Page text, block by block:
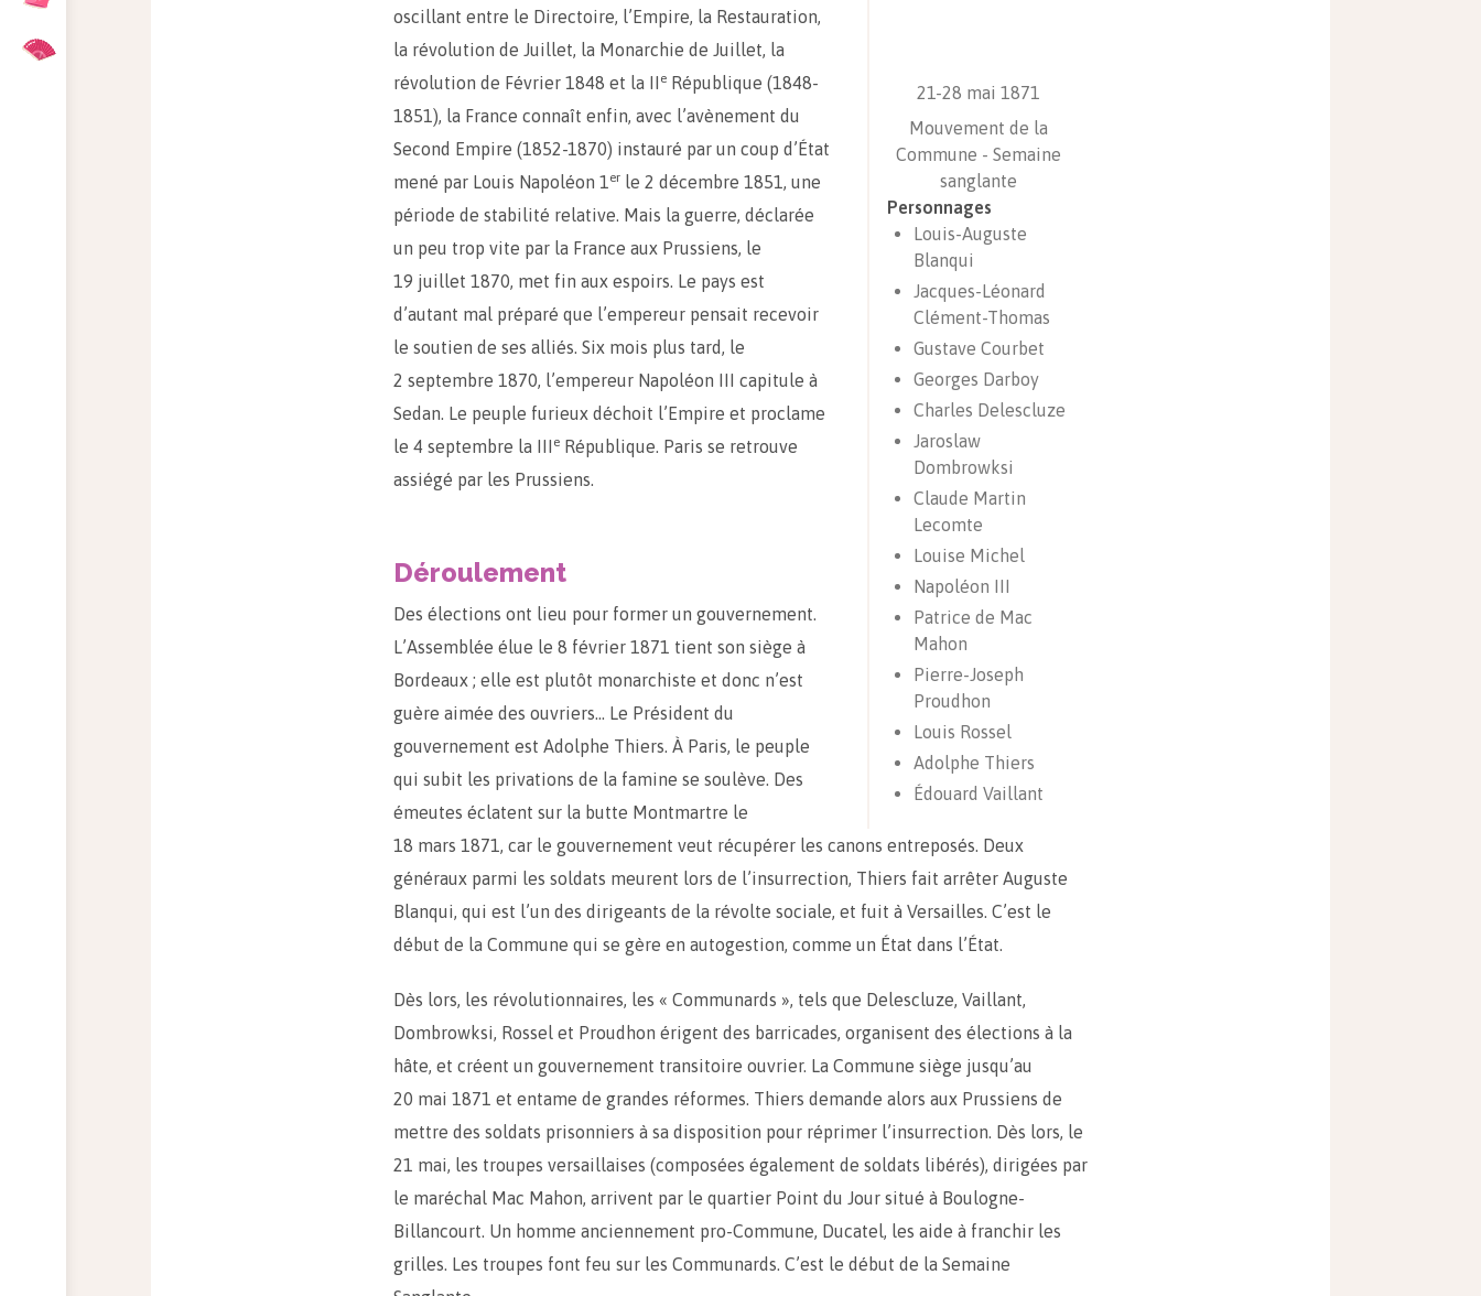
21-28 mai 1871
Mouvement de la
Commune - Semaine
sanglante
Personnages
Louis-Auguste
Blanqui
Jacques-Léonard
Clément-Thomas
Gustave Courbet
Georges Darboy
Charles Delescluze
Jaroslaw
Dombrowksi
Claude Martin
Lecomte
Louise Michel
Napoléon III
Patrice de Mac
Mahon
Pierre-Joseph
Proudhon
Louis Rossel
Adolphe Thiers
Édouard Vaillant
oscillant entre le Directoire, l’Empire, la Restauration,
la révolution de Juillet, la Monarchie de Juillet, la
révolution de Février 1848 et la II e République (1848-
1851), la France connaît enfin, avec l’avènement du
Second Empire (1852-1870) instauré par un coup d’État
mené par Louis Napoléon 1er le 2 décembre 1851, une
période de stabilité relative. Mais la guerre, déclarée
un peu trop vite par la France aux Prussiens, le
19 juillet 1870, met fin aux espoirs. Le pays est
d’autant mal préparé que l’empereur pensait recevoir
le soutien de ses alliés. Six mois plus tard, le
2 septembre 1870, l’empereur Napoléon III capitule à
Sedan. Le peuple furieux déchoit l’Empire et proclame
le 4 septembre la III e République. Paris se retrouve
assiégé par les Prussiens.
Déroulement
Des élections ont lieu pour former un gouvernement.
L’Assemblée élue le 8 février 1871 tient son siège à
Bordeaux ; elle est plutôt monarchiste et donc n’est
guère aimée des ouvriers… Le Président du
gouvernement est Adolphe Thiers. À Paris, le peuple
qui subit les privations de la famine se soulève. Des
émeutes éclatent sur la butte Montmartre le
18 mars 1871, car le gouvernement veut récupérer les canons entreposés. Deux
généraux parmi les soldats meurent lors de l’insurrection, Thiers fait arrêter Auguste
Blanqui, qui est l’un des dirigeants de la révolte sociale, et fuit à Versailles. C’est le
début de la Commune qui se gère en autogestion, comme un État dans l’État.
Dès lors, les révolutionnaires, les « Communards », tels que Delescluze, Vaillant,
Dombrowksi, Rossel et Proudhon érigent des barricades, organisent des élections à la
hâte, et créent un gouvernement transitoire ouvrier. La Commune siège jusqu’au
20 mai 1871 et entame de grandes réformes. Thiers demande alors aux Prussiens de
mettre des soldats prisonniers à sa disposition pour réprimer l’insurrection. Dès lors, le
21 mai, les troupes versaillaises (composées également de soldats libérés), dirigées par
le maréchal Mac Mahon, arrivent par le quartier Point du Jour situé à Boulogne-
Billancourt. Un homme anciennement pro-Commune, Ducatel, les aide à franchir les
grilles. Les troupes font feu sur les Communards. C’est le début de la Semaine